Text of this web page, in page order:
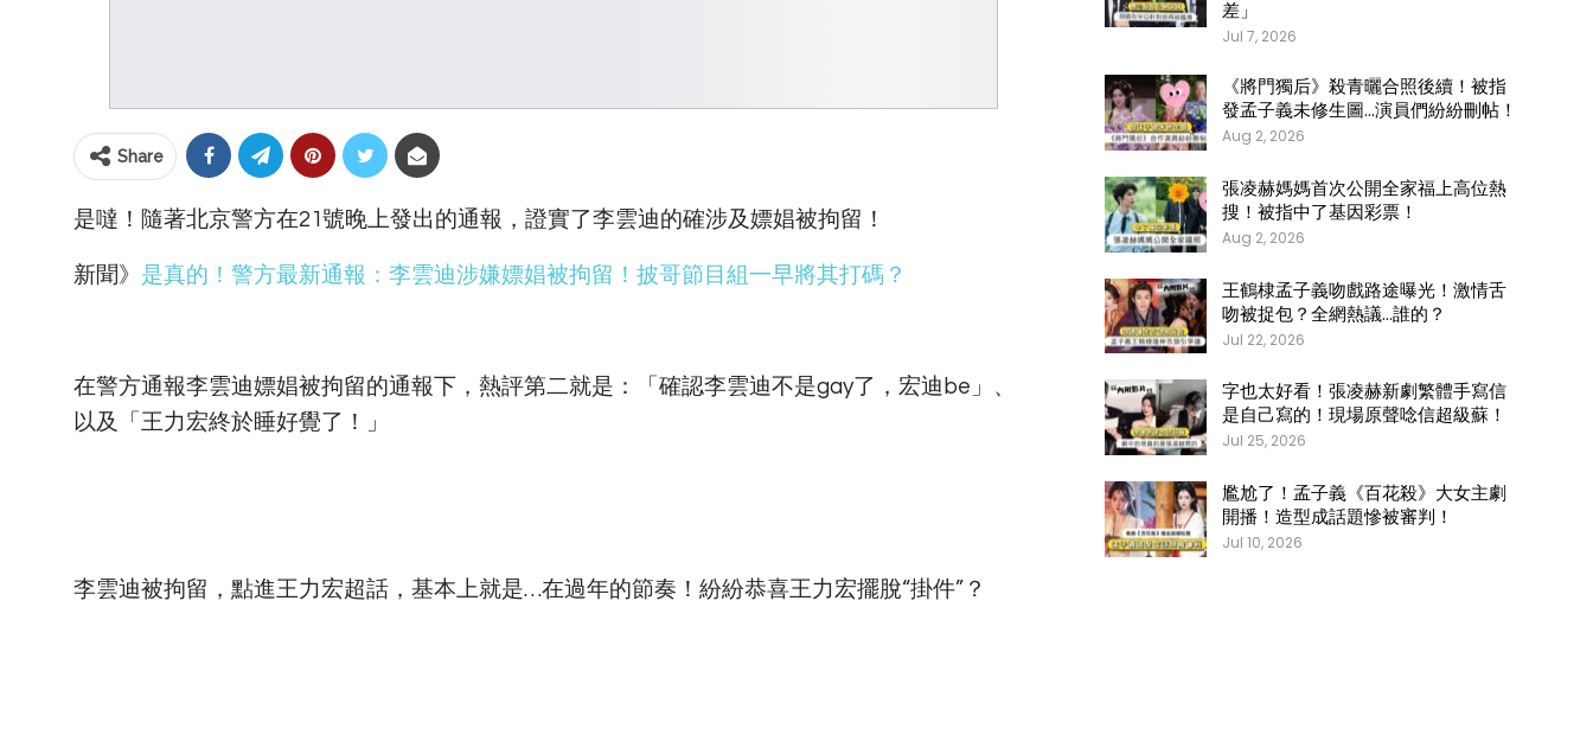
Share
是噠！隨著北京警方在21號晚上發出的通報，證實了李雲迪的確涉及嫖娼被拘留！
新聞》 是真的！警方最新通報：李雲迪涉嫌嫖娼被拘留！披哥節目組一早將其打碼？
在警方通報李雲迪嫖娼被拘留的通報下，熱評第二就是：「確認李雲迪不是gay了，宏迪be」、
以及「王力宏終於睡好覺了！」
李雲迪被拘留，點進王力宏超話，基本上就是…在過年的節奏！紛紛恭喜王力宏擺脫“掛件”？
差」
Jul 7, 2026
《將門獨后》殺青曬合照後續！被指
發孟子義未修生圖…演員們紛紛刪帖！
Aug 2, 2026
張凌赫媽媽首次公開全家福上高位熱
搜！被指中了基因彩票！
Aug 2, 2026
王鶴棣孟子義吻戲路途曝光！激情舌
吻被捉包？全網熱議…誰的？
Jul 22, 2026
字也太好看！張凌赫新劇繁體手寫信
是自己寫的！現場原聲唸信超級蘇！
Jul 25, 2026
尷尬了！孟子義《百花殺》大女主劇
開播！造型成話題慘被審判！
Jul 10, 2026